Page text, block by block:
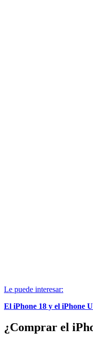
Le puede interesar:
El iPhone 18 y el iPhone
¿Comprar el